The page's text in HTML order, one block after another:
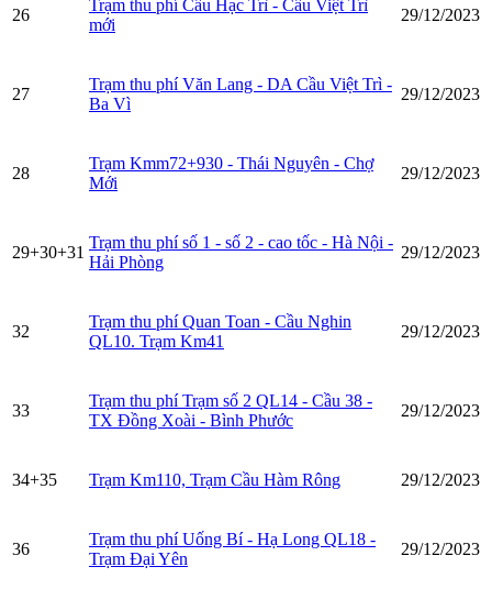
26
Trạm thu phí Cầu Hạc Trì - Cầu Việt Trì
mới
29/12/2023
27
Trạm thu phí Văn Lang - DA Cầu Việt Trì -
Ba Vì
29/12/2023
28
Trạm Kmm72+930 - Thái Nguyên - Chợ
Mới
29/12/2023
29+30+31
Trạm thu phí số 1 - số 2 - cao tốc - Hà Nội -
Hải Phòng
29/12/2023
32
Trạm thu phí Quan Toan - Cầu Nghin
QL10. Trạm Km41
29/12/2023
33
Trạm thu phí Trạm số 2 QL14 - Cầu 38 -
TX Đồng Xoài - Bình Phước
29/12/2023
34+35 Trạm Km110, Trạm Cầu Hàm Rông 29/12/2023
36
Trạm thu phí Uống Bí - Hạ Long QL18 -
Trạm Đại Yên
29/12/2023